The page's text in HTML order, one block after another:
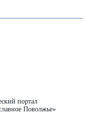
портал
Поволжье»